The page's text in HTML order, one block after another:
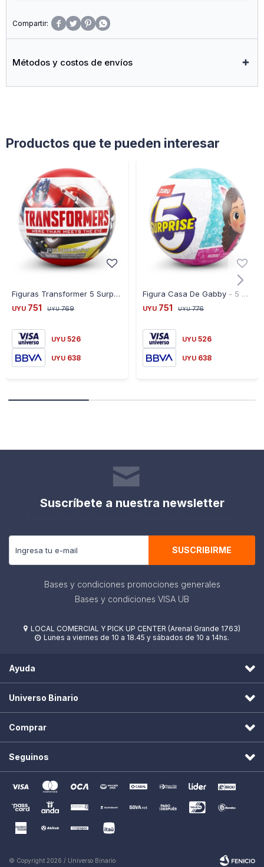
Tamaño Aproximado: 20 Cm
Botón Activador De Sonido Integrado
   
Métodos y costos de envíos
Productos que te pueden interesar
Figuras Transformer 5 Surprise Modelos Variados Ub
UYU 751 UYU 769
UYU 526
UYU 638
Figura Casa De Gabby - 5 Surprise Varios Modelos Ub
UYU 751 UYU 776
UYU 526
UYU 638
Suscríbete a nuestra newsletter
SUSCRIBIRME
Bases y condiciones promociones generales
Bases y condiciones VISA UB
 LOCAL COMERCIAL Y PICK UP CENTER (Arenal Grande 1763)
 Lunes a viernes de 10 a 18.45 y sábados de 10 a 14hs.
Ayuda
Universo Binario
Comprar
Seguinos
© Copyright 2026 / Universo Binario